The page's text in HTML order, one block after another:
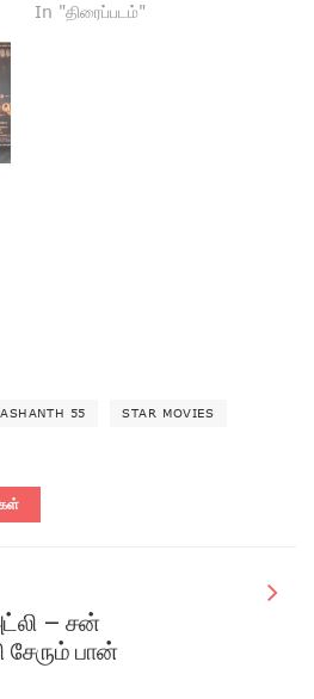
In "திரைப்படம்"
55 STAR MOVIES
– சன்
பான்